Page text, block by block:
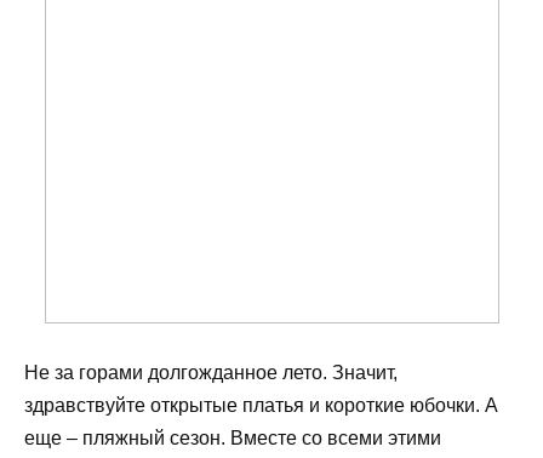
Не за горами долгожданное лето. Значит,
здравствуйте открытые платья и короткие юбочки. А
еще – пляжный сезон. Вместе со всеми этими